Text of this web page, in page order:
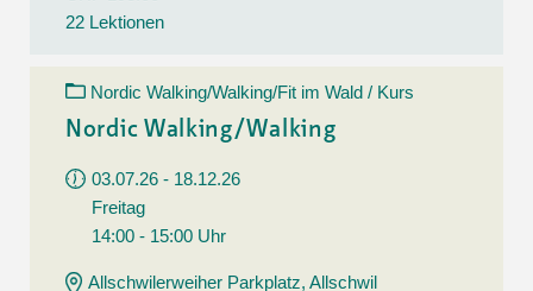
22 Lektionen
Nordic Walking/Walking/Fit im Wald / Kurs
Nordic Walking/Walking
03.07.26 - 18.12.26
Freitag
14:00 - 15:00 Uhr
Allschwilerweiher Parkplatz, Allschwil